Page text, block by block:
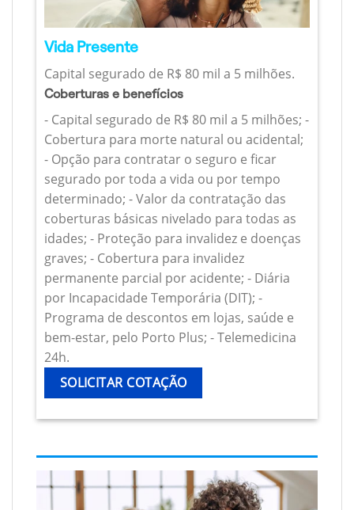
Vida Presente
Capital segurado de R$ 80 mil a 5 milhões.
Coberturas e benefícios
- Capital segurado de R$ 80 mil a 5 milhões; -
Cobertura para morte natural ou acidental;
- Opção para contratar o seguro e ficar
segurado por toda a vida ou por tempo
determinado; - Valor da contratação das
coberturas básicas nivelado para todas as
idades; - Proteção para invalidez e doenças
graves; - Cobertura para invalidez
permanente parcial por acidente; - Diária
por Incapacidade Temporária (DIT); -
Programa de descontos em lojas, saúde e
bem-estar, pelo Porto Plus; - Telemedicina
24h.
SOLICITAR COTAÇÃO